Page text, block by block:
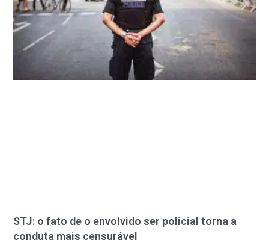
STJ: o fato de o envolvido ser policial torna a
conduta mais censurável